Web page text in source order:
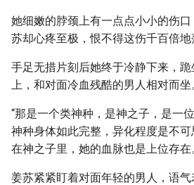
她细嫩的脖颈上有一点点小小的伤
苏却心疼至极，恨不得这伤千百倍地
手足无措片刻后她终于冷静下来，
上，和对面冷血残酷的男人相对而坐
“那是一个类神种，是神之子，是一
神种身体如此完整，异化程度是不
在神之子里，她的血脉也是上位存在
姜苏紧紧盯着对面年轻的男人，语气